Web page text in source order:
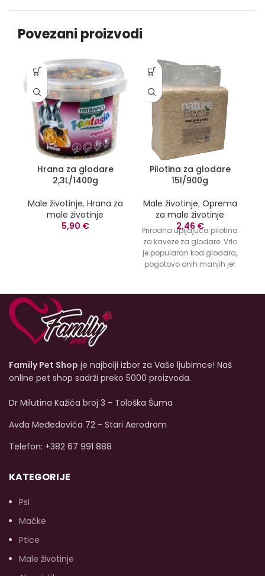
Povezani proizvodi
Hrana za glodare
2,3L/1400g
Male životinje, Hrana za
male životinje
5,90 €
Pilotina za glodare
15l/900g
Male životinje, Oprema
za male životinje
2,46 €
Prirodna upijajuca pilotina
za kaveze za glodare. Vrlo
je popularan kod glodara,
pogotovo onih manjih jer
Family Pet Shop je najbolji izbor za Vaše ljubimce! Naš
online pet shop sadrži preko 5000 proizvoda.
Dr Milutina Kažića broj 3 - Tološka Šuma
Avda Međedovića 72 - Stari Aerodrom
Telefon: +382 67 991 888
KATEGORIJE
Psi
Mačke
Ptice
Male životinje